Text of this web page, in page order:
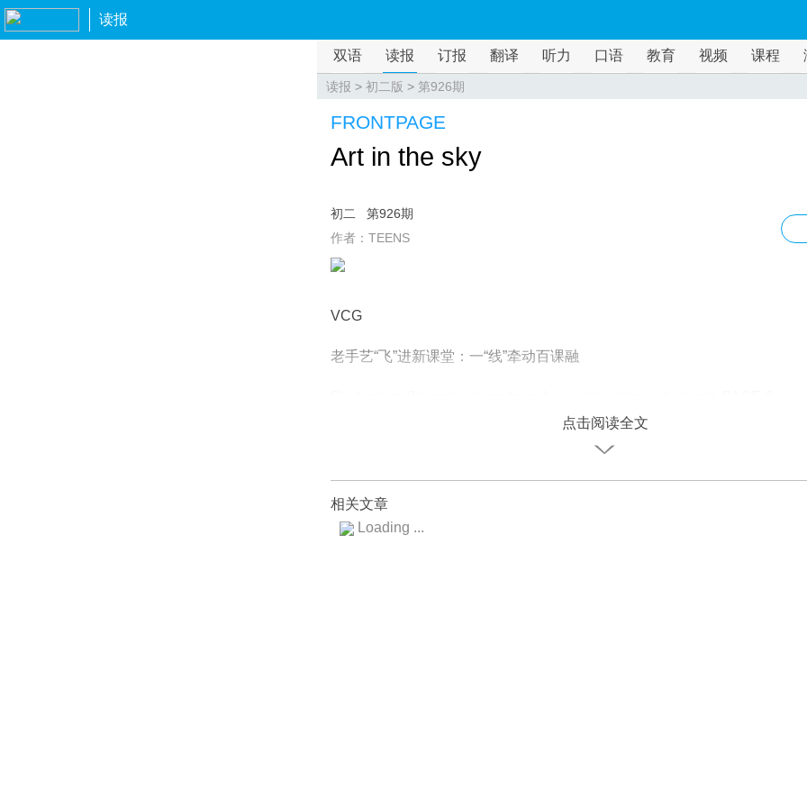
读报
双语 读报 订报 翻译 听力 口语 教育 视频 课程
读报 > 初二版 > 第926期
FRONTPAGE
Art in the sky
初二
第926期
作者：TEENS
VCG
老手艺“飞”进新课堂：一“线”牵动百课融
点击阅读全文
相关文章
Loading ...